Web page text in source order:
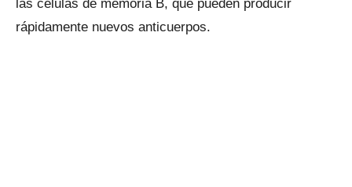
las células de memoria B, que pueden producir
rápidamente nuevos anticuerpos.